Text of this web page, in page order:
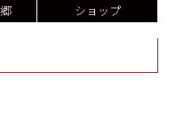
ショップ